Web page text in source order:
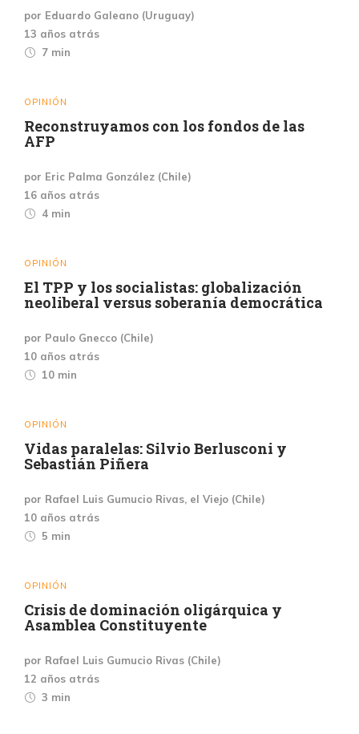
por Eduardo Galeano (Uruguay)
13 años atrás
7 min
OPINIÓN
Reconstruyamos con los fondos de las
AFP
por Eric Palma González (Chile)
16 años atrás
4 min
OPINIÓN
El TPP y los socialistas: globalización
neoliberal versus soberanía democrática
por Paulo Gnecco (Chile)
10 años atrás
10 min
OPINIÓN
Vidas paralelas: Silvio Berlusconi y
Sebastián Piñera
por Rafael Luis Gumucio Rivas, el Viejo (Chile)
10 años atrás
5 min
OPINIÓN
Crisis de dominación oligárquica y
Asamblea Constituyente
por Rafael Luis Gumucio Rivas (Chile)
12 años atrás
3 min